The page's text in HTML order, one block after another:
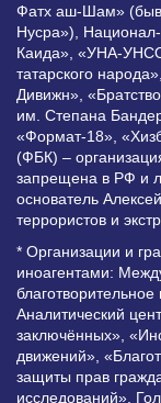
Фатх аш-Шам»
Нусра»),
Каида», «УНА-
татарского
Дивижн»,
им. Степана
«Формат-18»,
(ФБК) –
запрещена в РФ и
основатель
террористов и
* Организации и
иноагентами:
Аналитический
заключённых»,
движений»,
защиты прав
исследований»,